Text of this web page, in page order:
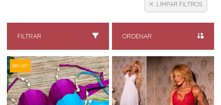
LIMPAR FILTROS
FILTRAR ORDENAR
38% OFF